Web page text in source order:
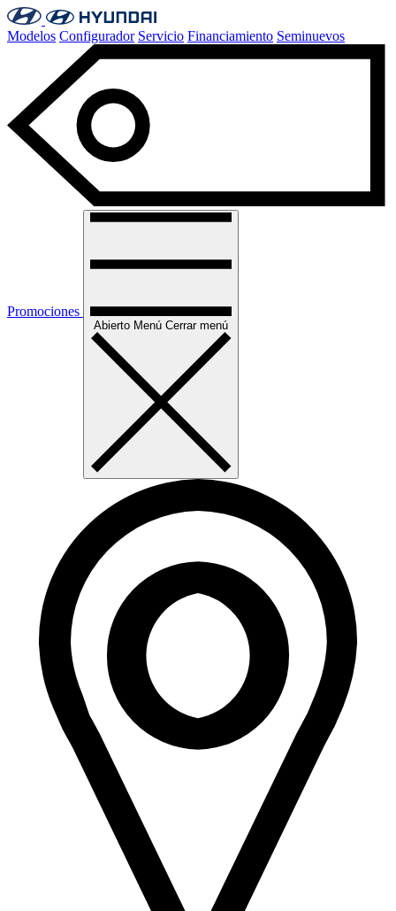
Modelos Configurador Servicio Financiamiento Seminuevos
Promociones
Abierto Menú Cerrar menú